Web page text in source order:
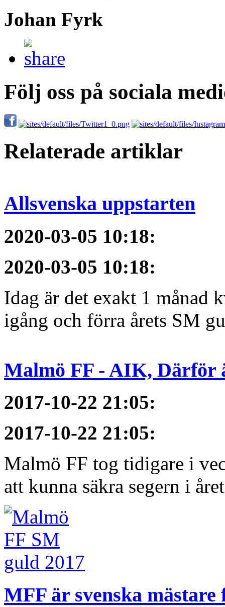
Johan Fyrk
Följ oss på sociala
Relaterade artiklar
Allsvenska uppstarten
2020-03-05 10:18:
2020-03-05 10:18:
Idag är det exakt 1 månad
igång och förra årets SM
Malmö FF - AIK, Därför
2017-10-22 21:05:
2017-10-22 21:05:
Malmö FF tog tidigare i
att kunna säkra segern i
MFF är svenska mästare